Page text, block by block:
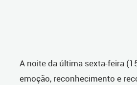
A noite da última sexta-feira
emoção, reconhecimento e